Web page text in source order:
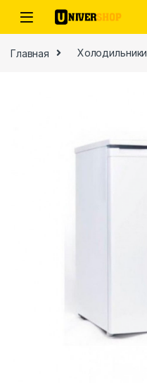
Skip to navigation
Skip to content
Главная Холодильники